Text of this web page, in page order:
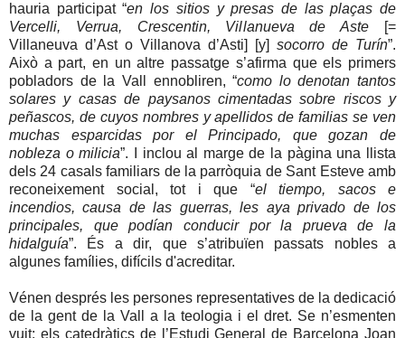
hauria participat “en los sitios y presas de las plaças de
Vercelli, Verrua, Crescentin, Villanueva de Aste [=
Villaneuva d’Ast o Villanova d’Asti] [y] socorro de Turín”.
Això a part, en un altre passatge s’afirma que els primers
pobladors de la Vall ennobliren, “como lo denotan tantos
solares y casas de paysanos cimentadas sobre riscos y
peñascos, de cuyos nombres y apellidos de familias se ven
muchas esparcidas por el Principado, que gozan de
nobleza o milicia”. I inclou al marge de la pàgina una llista
dels 24 casals familiars de la parròquia de Sant Esteve amb
reconeixement social, tot i que “el tiempo, sacos e
incendios, causa de las guerras, les aya privado de los
principales, que podían conducir por la prueva de la
hidalguía”. És a dir, que s’atribuïen passats nobles a
algunes famílies, difícils d'acreditar.
Vénen després les persones representatives de la dedicació
de la gent de la Vall a la teologia i el dret. Se n’esmenten
vuit: els catedràtics de l’Estudi General de Barcelona Joan